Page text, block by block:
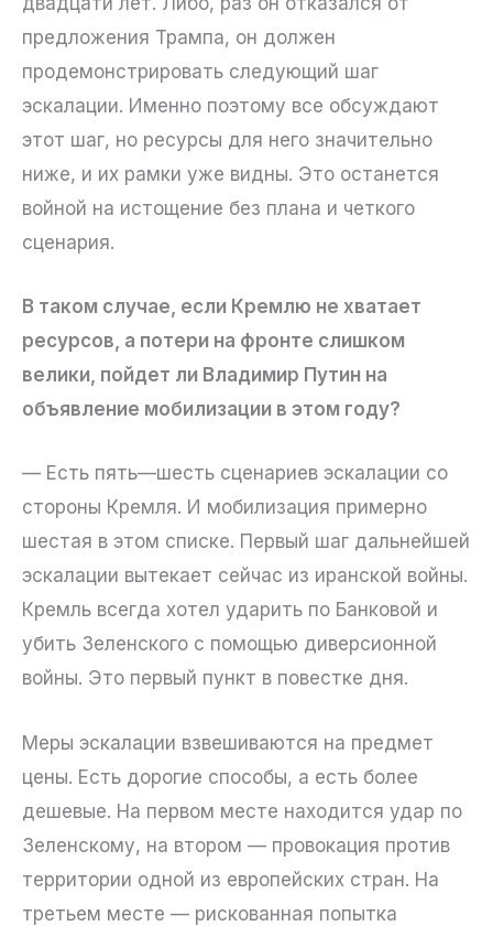
предложения Трампа, он должен
продемонстрировать следующий шаг
эскалации. Именно поэтому все обсуждают
этот шаг, но ресурсы для него значительно
ниже, и их рамки уже видны. Это останется
войной на истощение без плана и четкого
сценария.
В таком случае, если Кремлю не хватает
ресурсов, а потери на фронте слишком
велики, пойдет ли Владимир Путин на
объявление мобилизации в этом году?
— Есть пять—шесть сценариев эскалации со
стороны Кремля. И мобилизация примерно
шестая в этом списке. Первый шаг дальнейшей
эскалации вытекает сейчас из иранской войны.
Кремль всегда хотел ударить по Банковой и
убить Зеленского с помощью диверсионной
войны. Это первый пункт в повестке дня.
Меры эскалации взвешиваются на предмет
цены. Есть дорогие способы, а есть более
дешевые. На первом месте находится удар по
Зеленскому, на втором — провокация против
территории одной из европейских стран. На
третьем месте — рискованная попытка